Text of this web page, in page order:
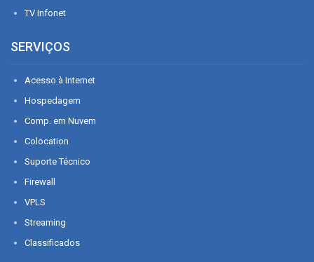
TV Infonet
SERVIÇOS
Acesso à Internet
Hospedagem
Comp. em Nuvem
Colocation
Suporte Técnico
Firewall
VPLS
Streaming
Classificados